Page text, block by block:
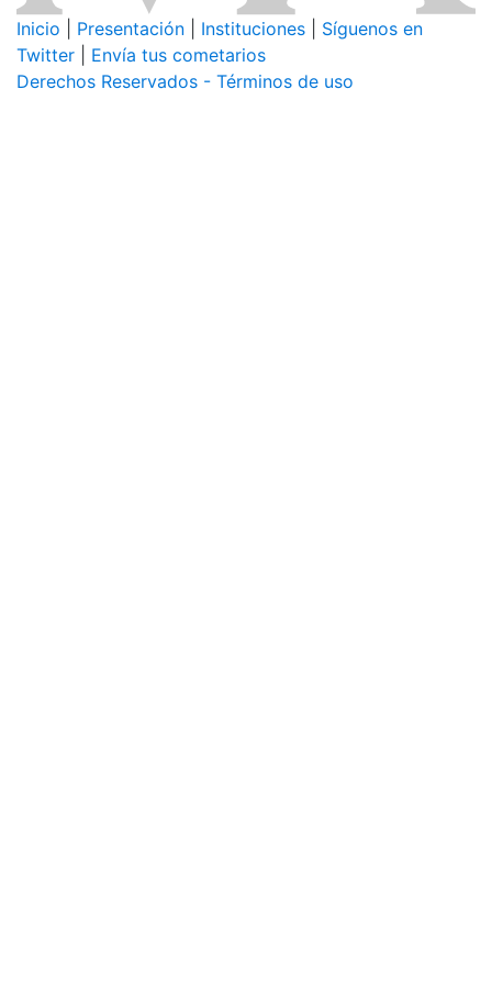
Inicio Presentación Instituciones
Síguenos en
Twitter
Envía tus cometarios
Derechos Reservados - Términos de uso